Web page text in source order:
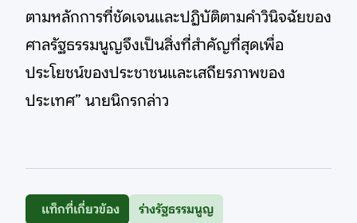
ตามหลักการที่ชัดเจนและปฏิบัติตามคำวินิจฉัยของ
ศาลรัฐธรรมนูญจึงเป็นสิ่งที่สำคัญที่สุดเพื่อ
ประโยชน์ของประชาชนและเสถียรภาพของ
ประเทศ” นายนิกรกล่าว
แท็กที่เกี่ยวข้อง ร่างรัฐธรรมนูญ